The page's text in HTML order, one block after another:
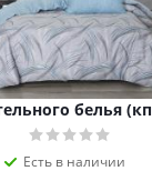
белья
Есть в наличии